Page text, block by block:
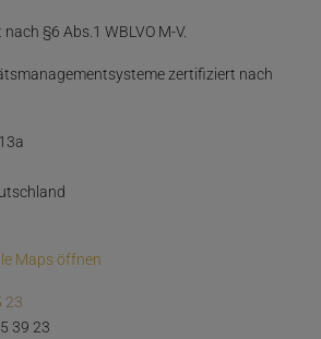
§6 Abs.1 WBLVO M-V.
zertifiziert nach
Maps öffnen
23
39 23